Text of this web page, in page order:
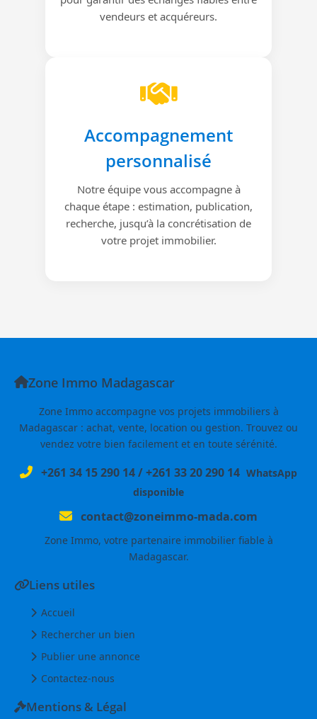
vendeurs et acquéreurs.
Accompagnement
personnalisé
Notre équipe vous accompagne à
chaque étape : estimation, publication,
recherche, jusqu’à la concrétisation de
votre projet immobilier.
Zone Immo Madagascar
Zone Immo accompagne vos projets immobiliers à
Madagascar : achat, vente, location ou gestion. Trouvez ou
vendez votre bien facilement et en toute sérénité.
+261 34 15 290 14/+261 33 20 290 14 WhatsApp
disponible
contact@zoneimmo-mada.com
Zone Immo, votre partenaire immobilier fiable à
Madagascar.
Liens utiles
Accueil
Rechercher un bien
Publier une annonce
Contactez-nous
Mentions & Légal